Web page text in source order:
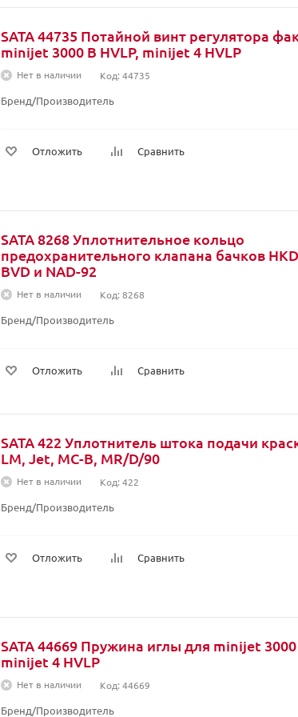
SATA 44735 Потайной винт регулятора
minijet 3000 B HVLP, minijet 4 HVLP
Нет в наличии Код: 44735
Бренд/Производитель
Отложить Сравнить
SATA 8268 Уплотнительное кольцо
предохранительного клапана бачков
BVD и NAD-92
Нет в наличии Код: 8268
Бренд/Производитель
Отложить Сравнить
SATA 422 Уплотнитель штока подачи
LM, Jet, MC-B, MR/D/90
Нет в наличии Код: 422
Бренд/Производитель
Отложить Сравнить
SATA 44669 Пружина иглы для minijet 3000
minijet 4 HVLP
Нет в наличии Код: 44669
Бренд/Производитель